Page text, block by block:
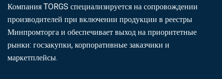
Компания TORGS специализируется на сопровождении
производителей при включении продукции в реестры
Минпромторга и обеспечивает выход на приоритетные
рынки: госзакупки, корпоративные заказчики и
маркетплейсы.